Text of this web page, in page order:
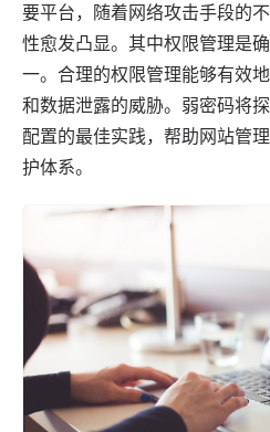
要平台，随着网络攻击手段的
性愈发凸显。其中权限管理是
一。合理的权限管理能够有效
和数据泄露的威胁。 弱密码将
配置的最佳实践，帮助网站管
护体系。